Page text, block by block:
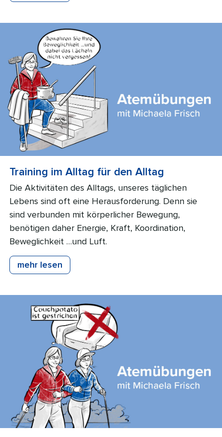
Training im Alltag für den Alltag
Die Aktivitäten des Alltags, unseres täglichen
Lebens sind oft eine Herausforderung. Denn sie
sind verbunden mit körperlicher Bewegung,
benötigen daher Energie, Kraft, Koordination,
Beweglichkeit …und Luft.
mehr lesen